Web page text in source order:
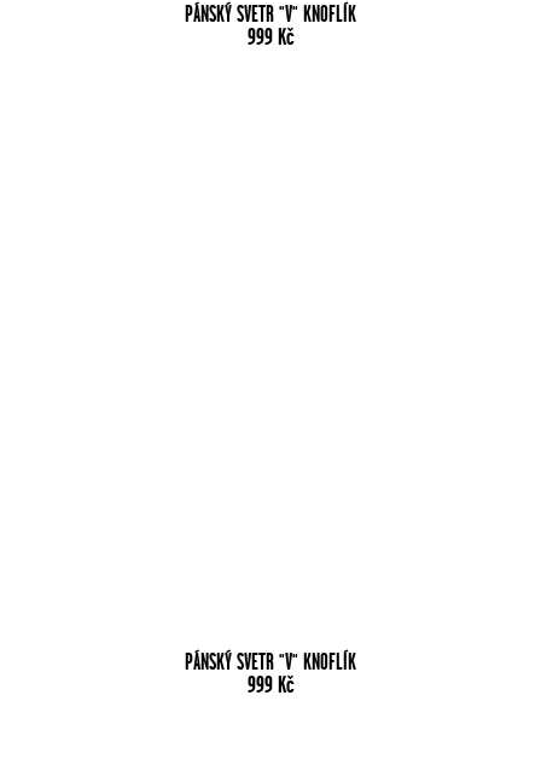
PÁNSKÝ SVETR "V" KNOFLÍK
999Kč
PÁNSKÝ SVETR "V" KNOFLÍK
999Kč